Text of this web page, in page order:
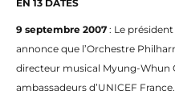
EN 13 DATES
9 septembre 2007 : Le
annonce que l’Orchestre
directeur musical Myung-Whun
ambassadeurs d’UNICEF France.